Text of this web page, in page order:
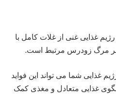
غذایی غنی از غلات کامل با
مرگ زودرس مرتبط است.
غذایی شما می تواند این فواید
غذایی متعادل و مغذی کمک